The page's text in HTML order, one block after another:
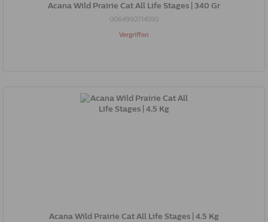
Acana Wild Prairie Cat All Life Stages | 340 Gr
0064992714550
Vergriffen
Acana Wild Prairie Cat All Life Stages | 4.5 Kg